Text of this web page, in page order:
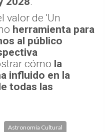
valor de 'Un
herramienta para
al público
cómo la
influido en la
todas las
Astronomía Cultural